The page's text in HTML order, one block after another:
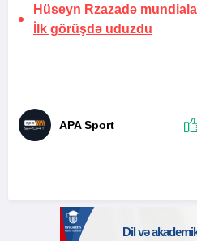
Hüseyn Rzazadə
İlk görüşdə uduzdu
APA Sport